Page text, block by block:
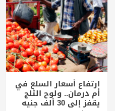
ارتفاع أسعار السلع في
أم درمان.. ولوح الثلج
يقفز إلى 30 ألف جنيه